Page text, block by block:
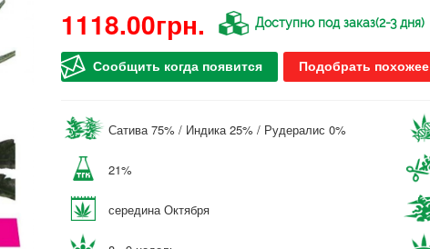
1118.00грн. Доступно под заказ(2-3 дня)
Сообщить когда появится Подобрать похожее
Сатива 75% / Индика 25% / Рудералис 0%
21%
середина Октября